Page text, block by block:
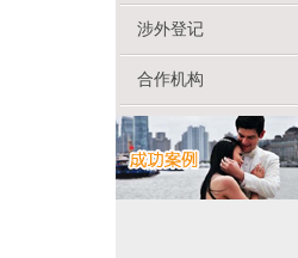
涉外登记
合作机构